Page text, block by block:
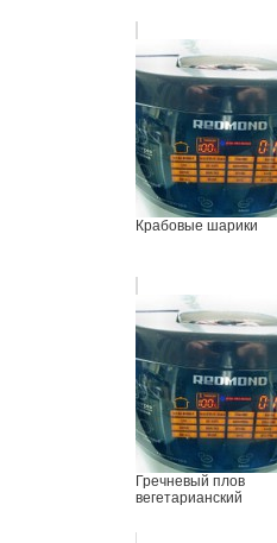
Крабовые шарики
Гречневый плов
вегетарианский